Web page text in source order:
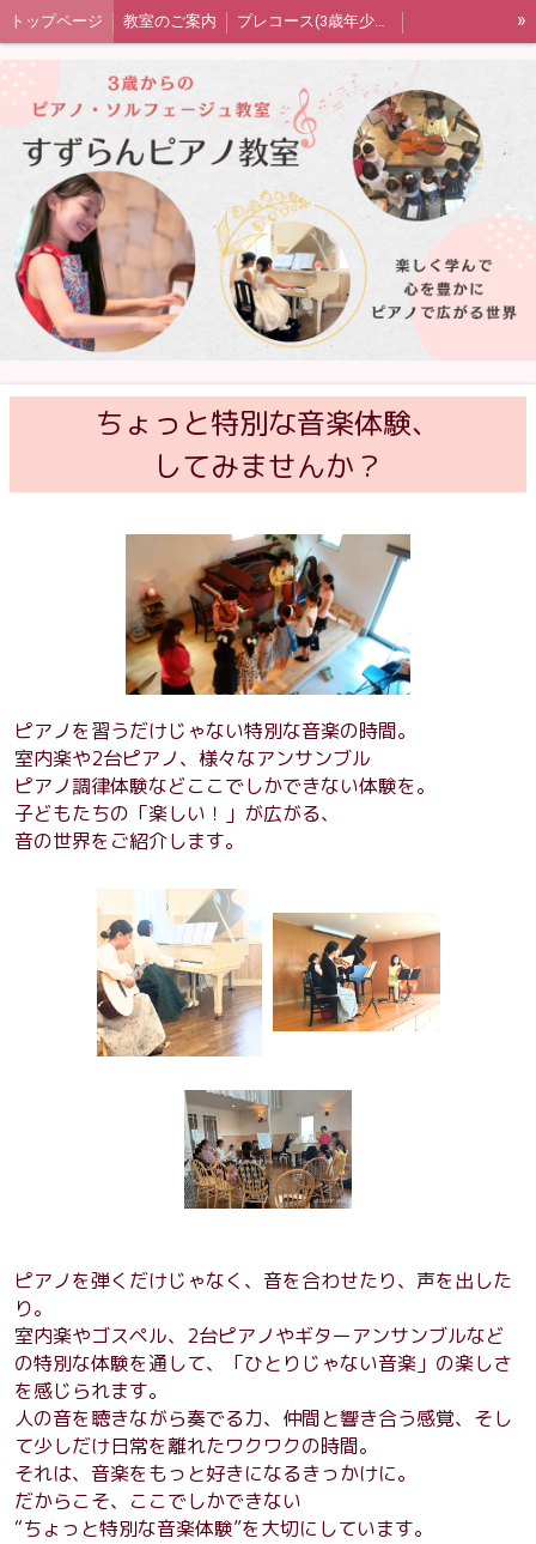
トップページ 教室のご案内 プレコース(3歳年少年中)
大人のピアノコース 発表会・室内楽・ワークショップ 生徒さん保護者の声
教室blog プライバシーポリシー
»
ちょっと特別な音楽体験、
してみませんか？
ピアノを習うだけじゃない特別な音楽の時間。
室内楽や2台ピアノ、様々なアンサンブル
ピアノ調律体験などここでしかできない体験を。
子どもたちの「楽しい！」が広がる、
音の世界をご紹介します。
ピアノを弾くだけじゃなく、音を合わせたり、声を出した
り。
室内楽やゴスペル、2台ピアノやギターアンサンブルなど
の特別な体験を通して、「ひとりじゃない音楽」の楽しさ
を感じられます。
人の音を聴きながら奏でる力、仲間と響き合う感覚、そし
て少しだけ日常を離れたワクワクの時間。
それは、音楽をもっと好きになるきっかけに。
だからこそ、ここでしかできない
“ちょっと特別な音楽体験”を大切にしています。